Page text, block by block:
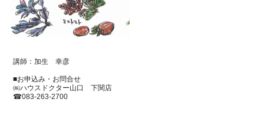
講師：加生 幸彦
■お申込み・お問合せ
㈱ハウスドクター山口 下関店
☎083-263-2700